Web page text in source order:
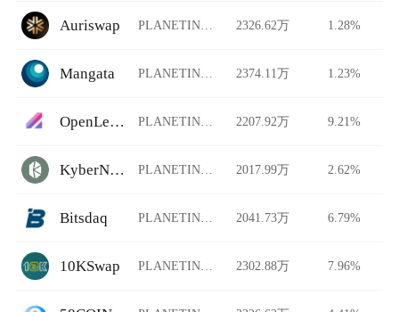
Auriswap PLANETINU/USDT 2326.62万 1.28%
Mangata PLANETINU/USDT 2374.11万 1.23%
OpenLeverage PLANETINU/USDT 2207.92万 9.21%
KyberNetwork PLANETINU/USDT 2017.99万 2.62%
Bitsdaq PLANETINU/USDT 2041.73万 6.79%
10KSwap PLANETINU/USDT 2302.88万 7.96%